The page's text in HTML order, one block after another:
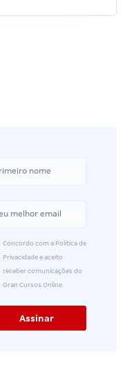
Concordo com a Política de
Privacidade e aceito
receber comunicações do
Gran Cursos Online.